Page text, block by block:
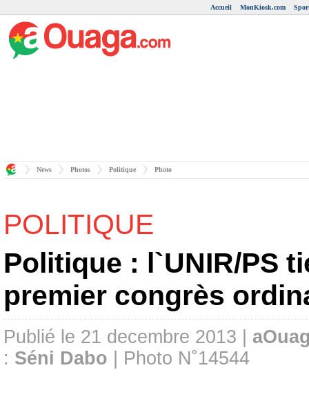
Accueil MonKiosk.com
News Photos Politique Photo
POLITIQUE
Politique : l`UNIR/PS
premier congrès
Publié le 21 decembre 2013 |
: Séni Dabo | Photo N˚14544